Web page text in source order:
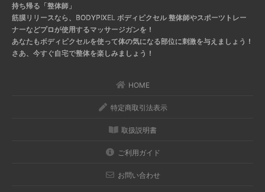
持ち帰る「整体師」
筋膜リリースなら、BODYPIXEL ボディピクセル 整体師やスポーツトレー
ナーなどプロが使用するマッサージガンを！
あなたもボディピクセルを使って体の気になる部位に刺激を与えましょう！
さあ、今すぐ自宅で整体を楽しみましょう！
HOME
特定商取引法表示
取扱説明書
ご利用ガイド
お問い合わせ